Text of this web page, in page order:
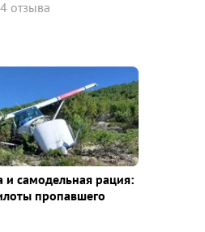
отзыва
и самодельная рация:
пропавшего